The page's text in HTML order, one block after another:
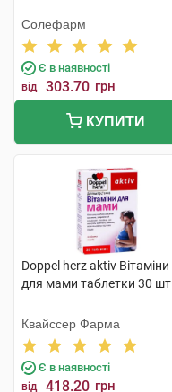
Солефарм
Є в наявності
від 303.70 грн
КУПИТИ
Doppel herz aktiv Вітаміни
для мами таблетки 30 шт
Квайссер Фарма
Є в наявності
від 418.20 грн